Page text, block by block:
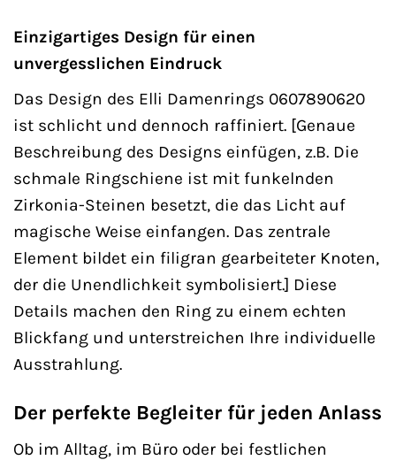
Einzigartiges Design für einen
unvergesslichen Eindruck
Das Design des Elli Damenrings 0607890620
ist schlicht und dennoch raffiniert. [Genaue
Beschreibung des Designs einfügen, z.B. Die
schmale Ringschiene ist mit funkelnden
Zirkonia-Steinen besetzt, die das Licht auf
magische Weise einfangen. Das zentrale
Element bildet ein filigran gearbeiteter Knoten,
der die Unendlichkeit symbolisiert.] Diese
Details machen den Ring zu einem echten
Blickfang und unterstreichen Ihre individuelle
Ausstrahlung.
Der perfekte Begleiter für jeden Anlass
Ob im Alltag, im Büro oder bei festlichen